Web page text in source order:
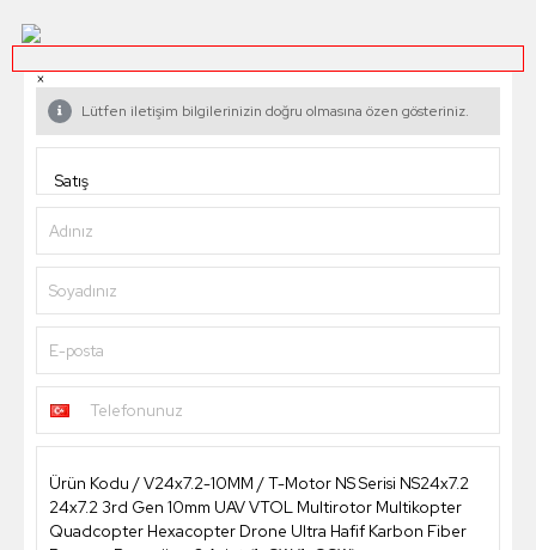
×
Lütfen iletişim bilgilerinizin doğru olmasına özen gösteriniz.
Adınız
Soyadınız
E-posta
Telefonunuz